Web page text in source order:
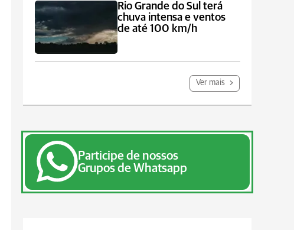
Rio Grande do Sul terá
chuva intensa e ventos
de até 100 km/h
Ver mais
Participe de nossos
Grupos de Whatsapp